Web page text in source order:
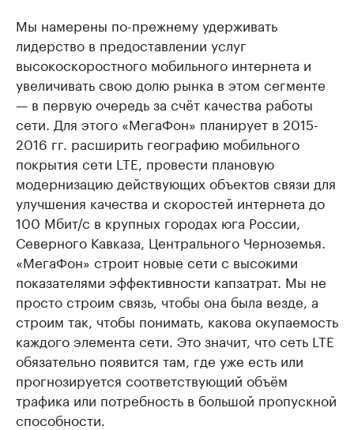
Мы намерены по-прежнему удерживать
лидерство в предоставлении услуг
высокоскоростного мобильного интернета и
увеличивать свою долю рынка в этом сегменте
— в первую очередь за счёт качества работы
сети. Для этого «МегаФон» планирует в 2015-
2016 гг. расширить географию мобильного
покрытия сети LTE, провести плановую
модернизацию действующих объектов связи для
улучшения качества и скоростей интернета до
100 Мбит/с в крупных городах юга России,
Северного Кавказа, Центрального Черноземья.
«МегаФон» строит новые сети с высокими
показателями эффективности капзатрат. Мы не
просто строим связь, чтобы она была везде, а
строим так, чтобы понимать, какова окупаемость
каждого элемента сети. Это значит, что сеть LTE
обязательно появится там, где уже есть или
прогнозируется соответствующий объём
трафика или потребность в большой пропускной
способности.